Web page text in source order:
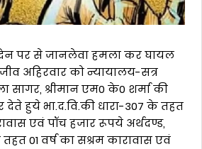
पर से जानलेवा हमला कर घायल
अहिरवार को न्यायालय-सत्र
सागर, श्रीमान एम0 के0 शर्मा की
देते हुये भा.द.वि.की धारा-307 के तहत
एवं पॉच हजार रूपये अर्थदण्ड,
01 वर्ष का सश्रम कारावास एवं